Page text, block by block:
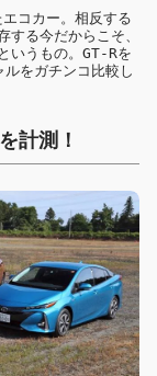
コカー。相反する
る今だからこそ、
いうもの。GT-Rを
をガチンコ比較し
計測！